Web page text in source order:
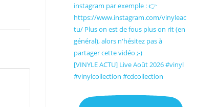
[VINYLE ACTU] Live Août 2026 #vinyl
#vinylcollection #cdcollection